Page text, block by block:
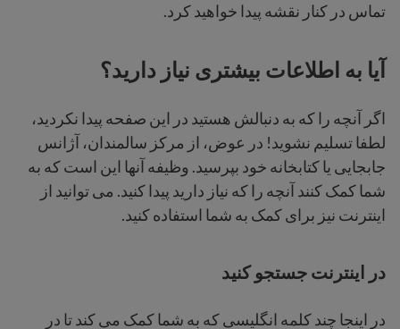
تماس در کنار نقشه پیدا خواهید کرد.
آیا به اطلاعات بیشتری نیاز دارید؟
اگر آنچه را که به دنبالش هستید در این صفحه پیدا نکردید،
لطفا تسلیم نشوید! در عوض، از مرکز سالمندان، آژانس
جابجایی یا کتابخانه خود بپرسید. وظیفه آنها این است که به
شما کمک کنند آنچه را که نیاز دارید پیدا کنید. می توانید از
اینترنت نیز برای کمک به شما استفاده کنید.
در اینترنت جستجو کنید
در اینجا چند کلمه انگلیسی که به شما کمک می کند تا در